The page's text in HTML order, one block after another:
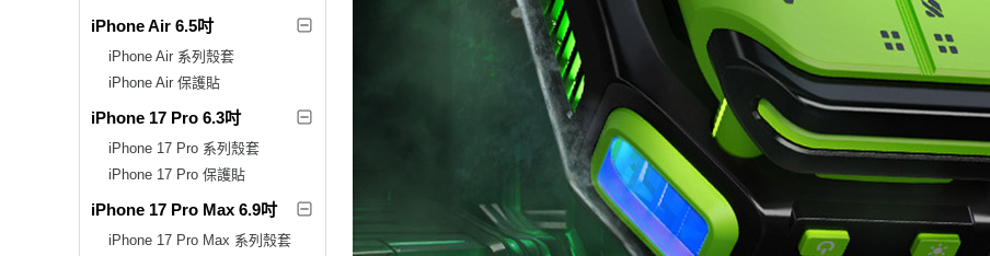
iPhone Air 6.5吋
iPhone Air 系列殼套
iPhone Air 保護貼
iPhone 17 Pro 6.3吋
iPhone 17 Pro 系列殼套
iPhone 17 Pro 保護貼
iPhone 17 Pro Max 6.9吋
iPhone 17 Pro Max 系列殼套